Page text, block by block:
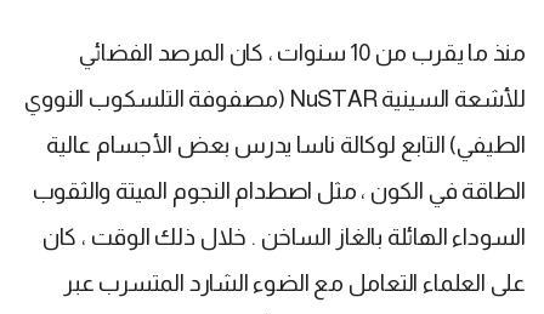
منذ ما يقرب من 10 سنوات ، كان المرصد الفضائي
للأشعة السينية NuSTAR (مصفوفة التلسكوب النووي
الطيفي) التابع لوكالة ناسا يدرس بعض الأجسام عالية
الطاقة في الكون ، مثل اصطدام النجوم الميتة والثقوب
السوداء الهائلة بالغاز الساخن . خلال ذلك الوقت ، كان
على العلماء التعامل مع الضوء الشارد المتسرب عبر